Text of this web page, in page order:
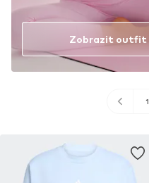
Zobrazit outfit
1